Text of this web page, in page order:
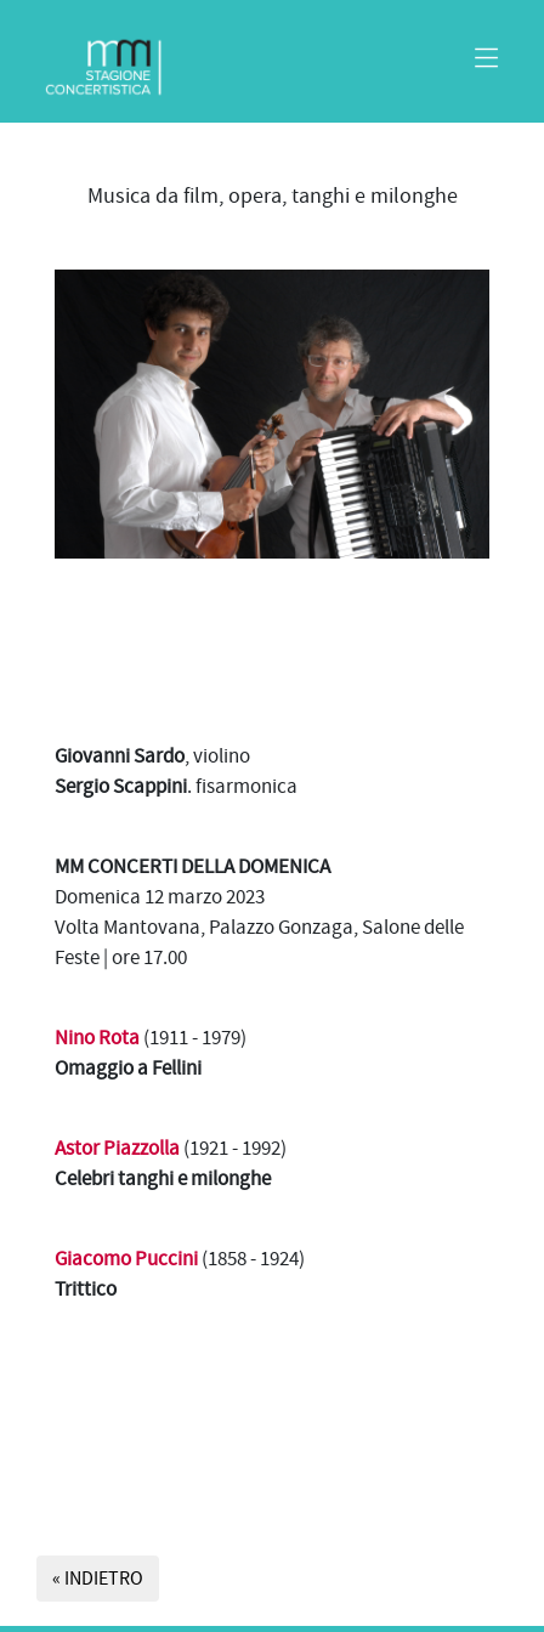
Musica da film, opera, tanghi e milonghe
Giovanni Sardo, violino
Sergio Scappini. fisarmonica
MM CONCERTI DELLA DOMENICA
Domenica 12 marzo 2023
Volta Mantovana, Palazzo Gonzaga, Salone delle
Feste | ore 17.00
Nino Rota (1911 - 1979)
Omaggio a Fellini
Astor Piazzolla (1921 - 1992)
Celebri tanghi e milonghe
Giacomo Puccini(1858 - 1924)
Trittico
« INDIETRO